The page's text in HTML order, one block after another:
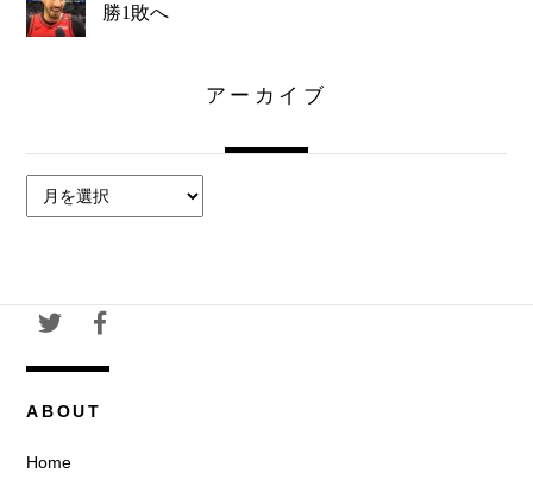
勝1敗へ
アーカイブ
ー
ブ
ABOUT
Home